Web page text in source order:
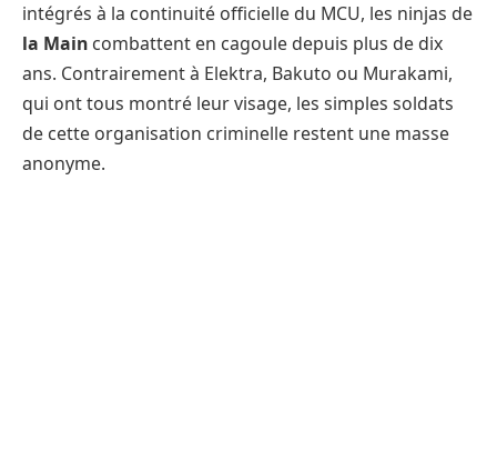
intégrés à la continuité officielle du MCU, les ninjas de
la Main combattent en cagoule depuis plus de dix
ans. Contrairement à Elektra, Bakuto ou Murakami,
qui ont tous montré leur visage, les simples soldats
de cette organisation criminelle restent une masse
anonyme.